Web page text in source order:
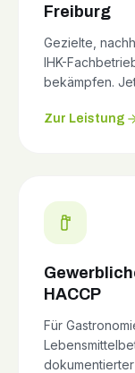
Freiburg
Gezielte,
IHK-
bekämpfen.
Zur Leistung
HACCP
Für